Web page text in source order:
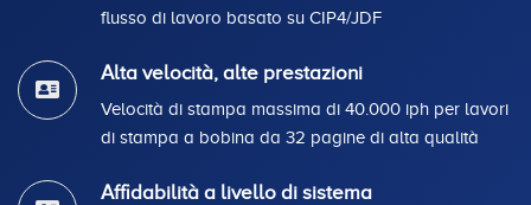
flusso di lavoro basato su CIP4/JDF
Alta velocità, alte prestazioni
Velocità di stampa massima di 40.000 iph per lavori
di stampa a bobina da 32 pagine di alta qualità
Affidabilità a livello di sistema